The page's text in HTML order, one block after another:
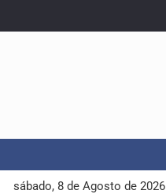
sábado, 8 de Agosto de 2026